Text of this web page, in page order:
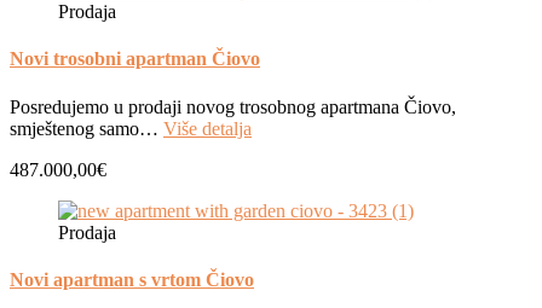
Prodaja
Novi trosobni apartman Čiovo
Posredujemo u prodaji novog trosobnog apartmana Čiovo,
smještenog samo… Više detalja
487.000,00€
Prodaja
Novi apartman s vrtom Čiovo